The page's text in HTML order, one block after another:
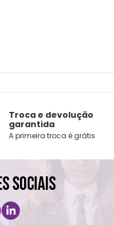
Troca e devolução
garantida
A primeira troca é grátis
SOCIAIS